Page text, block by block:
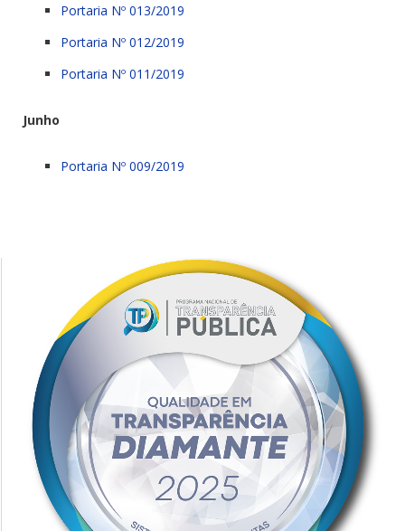
Portaria Nº 013/2019
Portaria Nº 012/2019
Portaria Nº 011/2019
Junho
Portaria Nº 009/2019